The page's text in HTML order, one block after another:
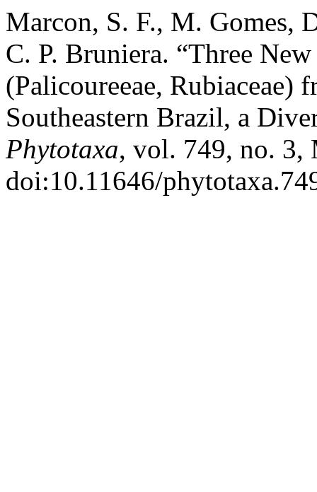
Marcon, S. F., M. Gomes,
C. P. Bruniera. “Three
(Palicoureeae, Rubiaceae)
Southeastern Brazil, a
Phytotaxa, vol. 749, no. 3,
doi:10.11646/